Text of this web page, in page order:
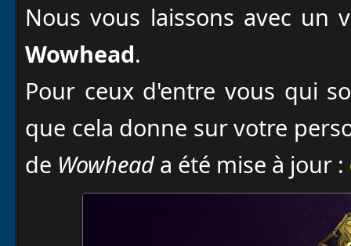
Nous vous laissons avec un
Wowhead.
Pour ceux d'entre vous qui
que cela donne sur votre
de Wowhead a été mise à jour :